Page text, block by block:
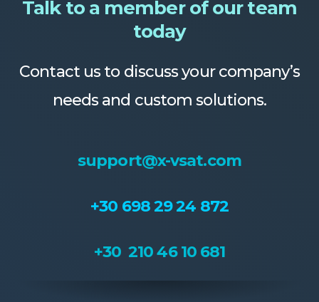
Talk to a member of our team
today
Contact us to discuss your company’s
needs and custom solutions.
support@x-vsat.com
+30 698 29 24 872
+30 210 46 10 681